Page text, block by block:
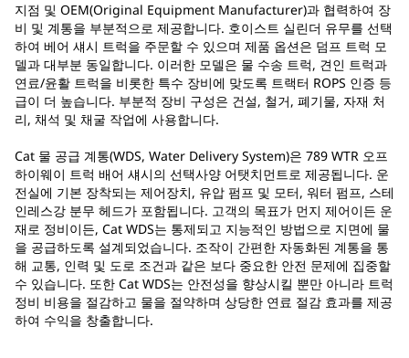
지점 및 OEM(Original Equipment Manufacturer)과 협력하여 장
비 및 계통을 부분적으로 제공합니다. 호이스트 실린더 유무를 선택
하여 베어 섀시 트럭을 주문할 수 있으며 제품 옵션은 덤프 트럭 모
델과 대부분 동일합니다. 이러한 모델은 물 수송 트럭, 견인 트럭과
연료/윤활 트럭을 비롯한 특수 장비에 맞도록 트랙터 ROPS 인증 등
급이 더 높습니다. 부분적 장비 구성은 건설, 철거, 폐기물, 자재 처
리, 채석 및 채굴 작업에 사용합니다.
Cat 물 공급 계통(WDS, Water Delivery System)은 789 WTR 오프
하이웨이 트럭 배어 섀시의 선택사양 어탯치먼트로 제공됩니다. 운
전실에 기본 장착되는 제어장치, 유압 펌프 및 모터, 워터 펌프, 스테
인레스강 분무 헤드가 포함됩니다. 고객의 목표가 먼지 제어이든 운
재로 정비이든, Cat WDS는 통제되고 지능적인 방법으로 지면에 물
을 공급하도록 설계되었습니다. 조작이 간편한 자동화된 계통을 통
해 교통, 인력 및 도로 조건과 같은 보다 중요한 안전 문제에 집중할
수 있습니다. 또한 Cat WDS는 안전성을 향상시킬 뿐만 아니라 트럭
정비 비용을 절감하고 물을 절약하며 상당한 연료 절감 효과를 제공
하여 수익을 창출합니다.